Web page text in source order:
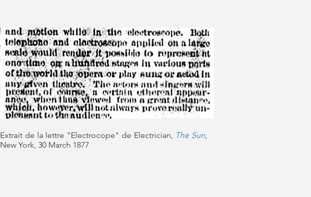
Extrait de la lettre "Electrocope" de Electrician, The Sun,
New York, 30 March 1877